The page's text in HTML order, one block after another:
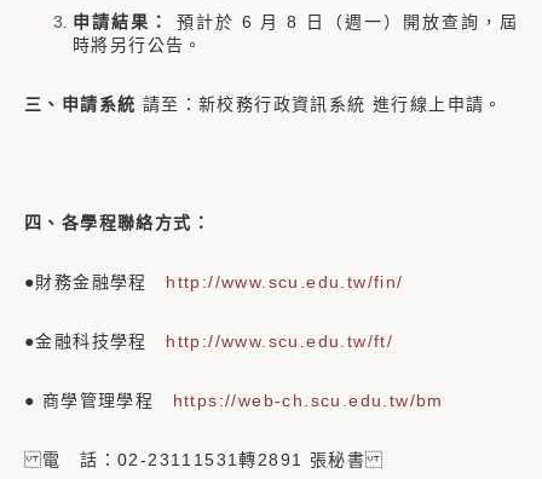
申請結果：
預計於 6 月 8 日（週一）開放查詢，屆
時將另行公告。
三、申請系統 請至：新校務行政資訊系統 進行線上申請。
四、各學程聯絡方式：
●財務金融學程 http://www.scu.edu.tw/fin/
●金融科技學程 http://www.scu.edu.tw/ft/
● 商學管理學程 https://web-ch.scu.edu.tw/bm
電 話：02-23111531轉2891 張秘書